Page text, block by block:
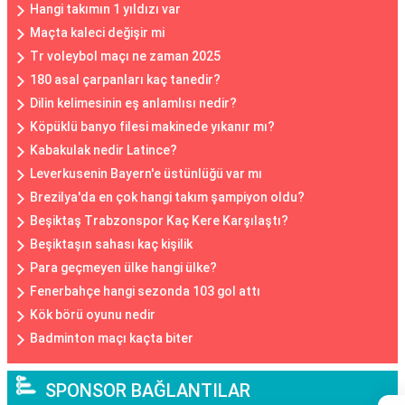
Hangi takımın 1 yıldızı var
Maçta kaleci değişir mi
Tr voleybol maçı ne zaman 2025
180 asal çarpanları kaç tanedir?
Dilin kelimesinin eş anlamlısı nedir?
Köpüklü banyo filesi makinede yıkanır mı?
Kabakulak nedir Latince?
Leverkusenin Bayern'e üstünlüğü var mı
Brezilya'da en çok hangi takım şampiyon oldu?
Beşiktaş Trabzonspor Kaç Kere Karşılaştı?
Beşiktaşın sahası kaç kişilik
Para geçmeyen ülke hangi ülke?
Fenerbahçe hangi sezonda 103 gol attı
Kök börü oyunu nedir
Badminton maçı kaçta biter
SPONSOR BAĞLANTILAR